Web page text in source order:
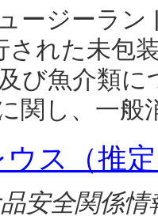
ージーラン
された未包
び魚介類
関し、一般
ウス（推
安全関係情